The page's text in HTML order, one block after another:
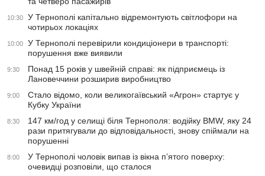
10:30
У Тернополі капітально відремонтують світлофори на
чотирьох локаціях
10:00
У Тернополі перевірили кондиціонери в транспорті:
порушення вже виявили
9:30
Понад 15 років у швейній справі: як підприємець із
Лановеччини розширив виробництво
9:00
Стало відомо, коли великогаївський «Агрон» стартує у
Кубку України
8:30
147 км/год у селищі біля Тернополя: водійку BMW, яку 24
рази притягували до відповідальності, знову спіймали на
порушенні
8:00
У Тернополі чоловік випав із вікна п’ятого поверху:
очевидці розповіли, що сталося